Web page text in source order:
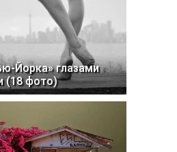
Йорка» глазами
(18 фото)